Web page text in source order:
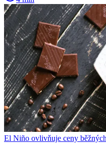
El Niño ovlivňuje ceny